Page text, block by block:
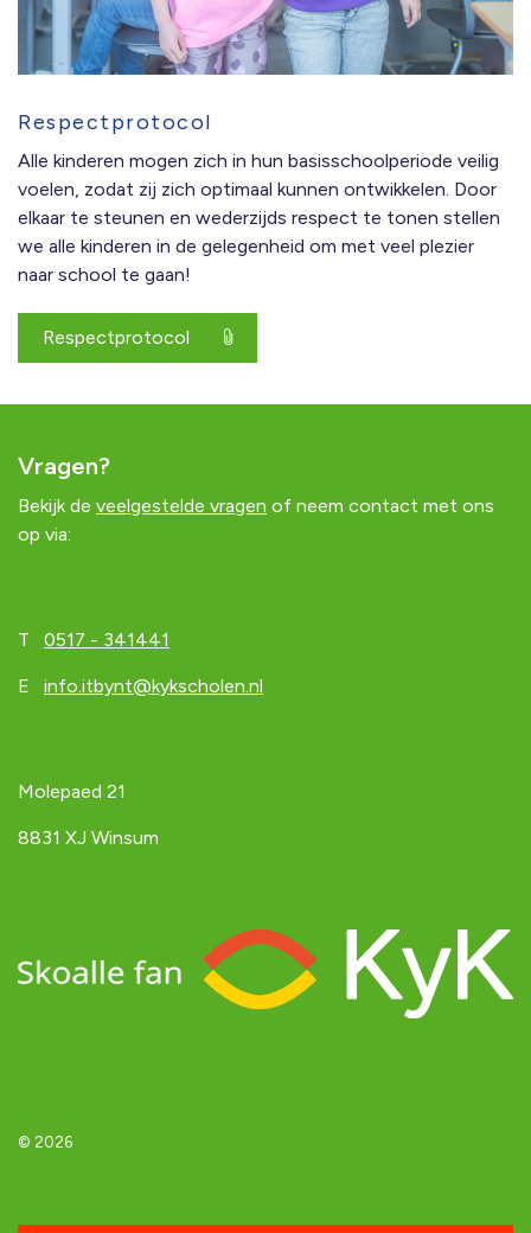
Respectprotocol
Alle kinderen mogen zich in hun basisschoolperiode veilig
voelen, zodat zij zich optimaal kunnen ontwikkelen. Door
elkaar te steunen en wederzijds respect te tonen stellen
we alle kinderen in de gelegenheid om met veel plezier
naar school te gaan!
Respectprotocol
Vragen?
Bekijk de veelgestelde vragen of neem contact met ons
op via:
T 0517 - 341441
E info.itbynt@kykscholen.nl
Molepaed 21
8831 XJ Winsum
© 2026